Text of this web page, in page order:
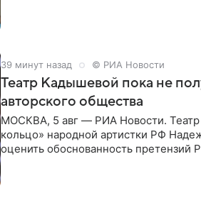
39 минут назад © РИА Новости
Театр Кадышевой пока не
авторского общества
МОСКВА, 5 авг — РИА Новости. Театр
кольцо» народной артистки РФ
оценить обоснованность претензий